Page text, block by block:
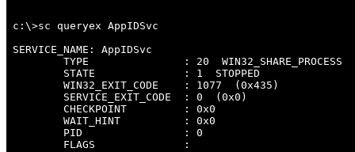
c:\>sc queryex AppIDSvc
SERVICE_NAME: AppIDSvc
        TYPE               : 20  WIN32_SHARE_PROCESS
        STATE              : 1  STOPPED
        WIN32_EXIT_CODE    : 1077  (0x435)
        SERVICE_EXIT_CODE  : 0  (0x0)
        CHECKPOINT         : 0x0
        WAIT_HINT          : 0x0
        PID                : 0
        FLAGS              :